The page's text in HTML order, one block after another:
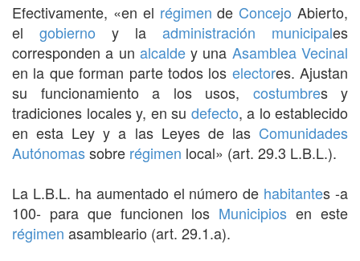
Efectivamente, «en el régimen de Concejo Abierto,
el gobierno y la administración municipales
corresponden a un alcaldey una Asamblea Vecinal
en la que forman parte todos los electores. Ajustan
su funcionamiento a los usos, costumbres y
tradiciones locales y, en su defecto, a lo establecido
en esta Ley y a las Leyes de las Comunidades
Autónomassobre régimen local» (art. 29.3 L.B.L.).
La L.B.L. ha aumentado el número de habitantes -a
100- para que funcionen los Municipios en este
régimen asambleario (art. 29.1.a).